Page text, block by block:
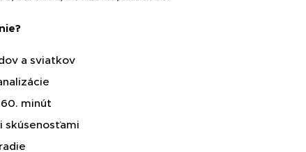
a sviatkov
minút
skúsenosťami